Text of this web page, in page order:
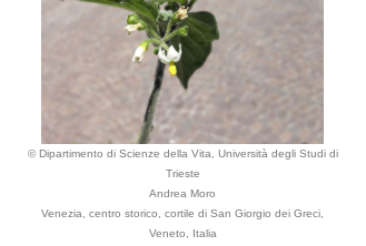
© Dipartimento di Scienze della Vita, Università degli Studi di
Trieste
Andrea Moro
Venezia, centro storico, cortile di San Giorgio dei Greci,
Veneto, Italia